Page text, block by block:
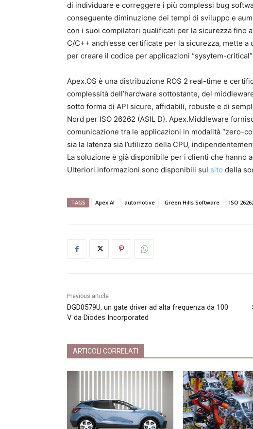
di individuare e correggere i più complessi bug
conseguente diminuzione dei tempi di sviluppo e
con i suoi compilatori qualificati per la sicurezza fino
C/C++ anch’esse certificate per la sicurezza, mette
per creare il codice per applicazioni “sysytem-
Apex.OS è una distribuzione ROS 2 real-time e
complessità dell’hardware sottostante, del
sotto forma di API sicure, affidabili, robuste e di
Nord per ISO 26262 (ASIL D). Apex.Middleware
comunicazione tra le applicazioni in modalità “zero-
sia la latenza sia l’utilizzo della CPU,
La soluzione è già disponibile per i clienti che hanno
Ulteriori informazioni sono disponibili sul sito della
TAGS Apex.AI automotive Green Hills Software ISO
Previous article
DGD0579U, un gate driver ad alta frequenza da 100
V da Diodes Incorporated
ARTICOLI CORRELATI